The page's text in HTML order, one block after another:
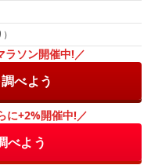
ソン開催中!／
べよう
に+2%開催中!／
べよう